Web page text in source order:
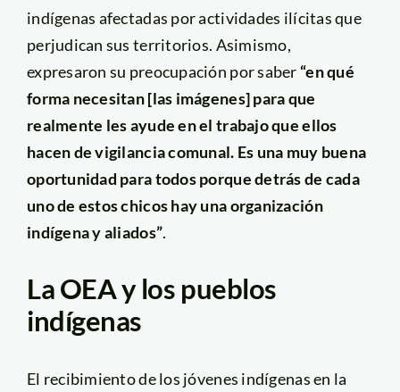
indígenas afectadas por actividades ilícitas que
perjudican sus territorios. Asimismo,
expresaron su preocupación por saber “en qué
forma necesitan [las imágenes] para que
realmente les ayude en el trabajo que ellos
hacen de vigilancia comunal. Es una muy buena
oportunidad para todos porque detrás de cada
uno de estos chicos hay una organización
indígena y aliados”.
La OEA y los pueblos
indígenas
El recibimiento de los jóvenes indígenas en la